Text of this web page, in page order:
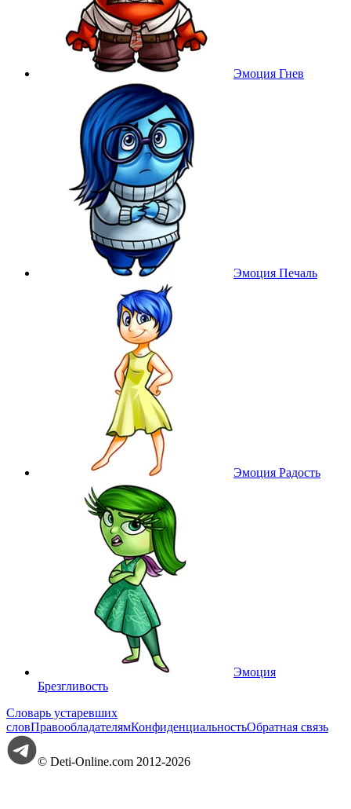
Эмоция Гнев
Эмоция Печаль
Эмоция Радость
Эмоция
Брезгливость
Словарь устаревших
словПравообладателямКонфиденциальностьОбратная связь
© Deti-Online.com 2012-2026